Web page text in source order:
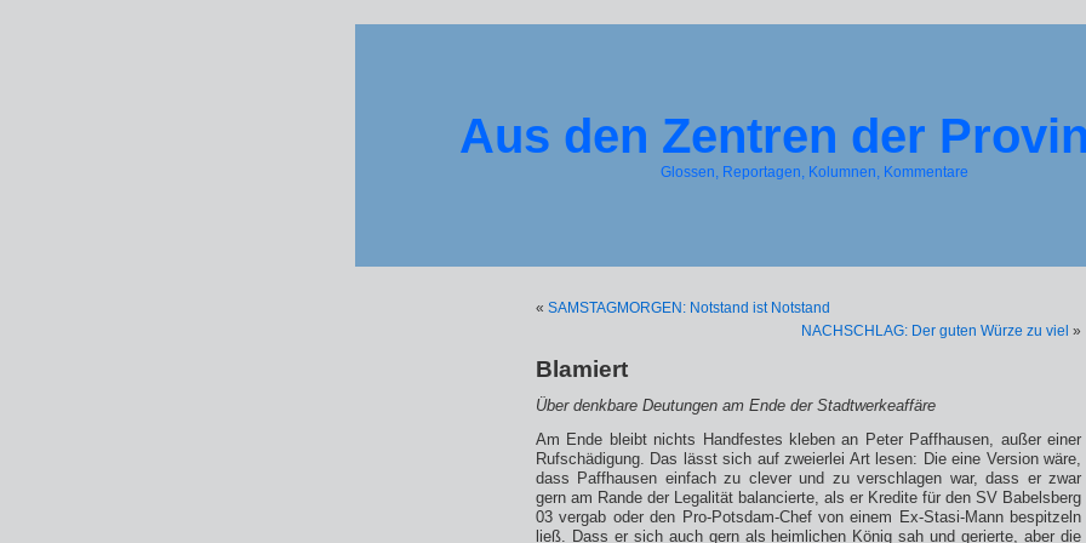
Aus den Zentren der
Glossen, Reportagen, Kolumnen, Kommentare
« SAMSTAGMORGEN: Notstand ist Notstand
NACHSCHLAG: Der guten Würze zu viel »
Blamiert
Über denkbare Deutungen am Ende der Stadtwerkeaffäre
Am Ende bleibt nichts Handfestes kleben an Peter Paffhausen, außer einer
Rufschädigung. Das lässt sich auf zweierlei Art lesen: Die eine Version wäre,
dass Paffhausen einfach zu clever und zu verschlagen war, dass er zwar
gern am Rande der Legalität balancierte, als er Kredite für den SV Babelsberg
03 vergab oder den Pro-Potsdam-Chef von einem Ex-Stasi-Mann bespitzeln
ließ. Dass er sich auch gern als heimlichen König sah und gerierte, aber die